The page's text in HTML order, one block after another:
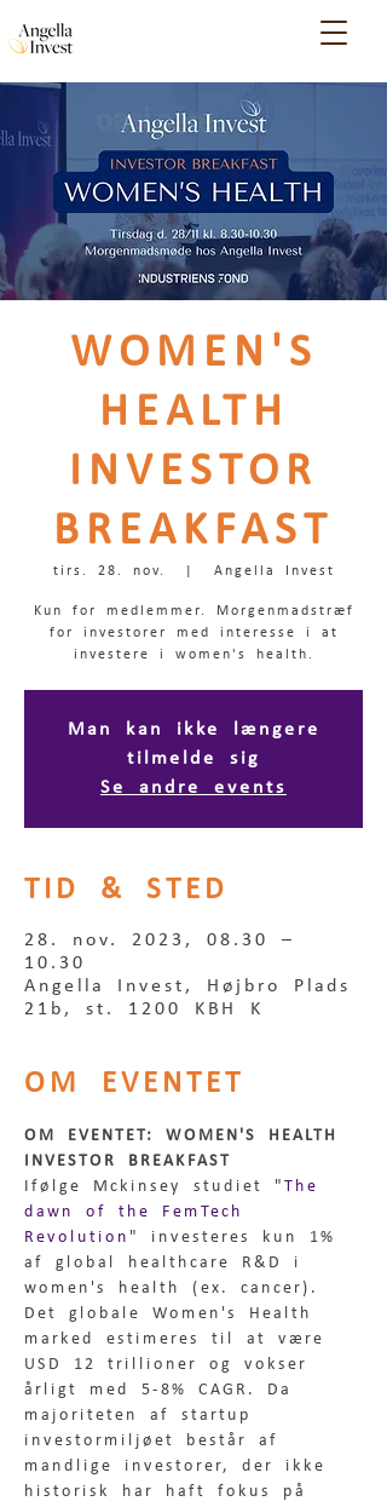
WOMEN'S
HEALTH
INVESTOR
BREAKFAST
tirs. 28. nov. Angella Invest
Kun for medlemmer. Morgenmadstræf
for investorer med interesse i at
investere i women's health.
Man kan ikke længere
tilmelde sig
Se andre events
TID & STED
28. nov. 2023, 08.30 –
10.30
Angella Invest, Højbro Plads
21b, st. 1200 KBH K
OM EVENTET
OM EVENTET: WOMEN'S HEALTH
INVESTOR BREAKFAST
Ifølge Mckinsey studiet " The
dawn of the FemTech
Revolution " investeres kun 1%
af global healthcare R&D i
women's health (ex. cancer).
Det globale Women's Health
marked estimeres til at være
USD 12 trillioner og vokser
årligt med 5-8% CAGR. Da
majoriteten af startup
investormiljøet består af
mandlige investorer, der ikke
historisk har haft fokus på